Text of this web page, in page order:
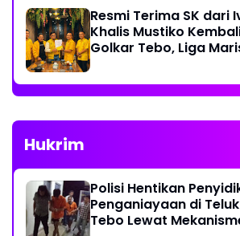
Resmi Terima SK dari
Khalis Mustiko
Golkar Tebo, Liga
Hukrim
Polisi Hentikan
Penganiayaan di
Tebo Lewat